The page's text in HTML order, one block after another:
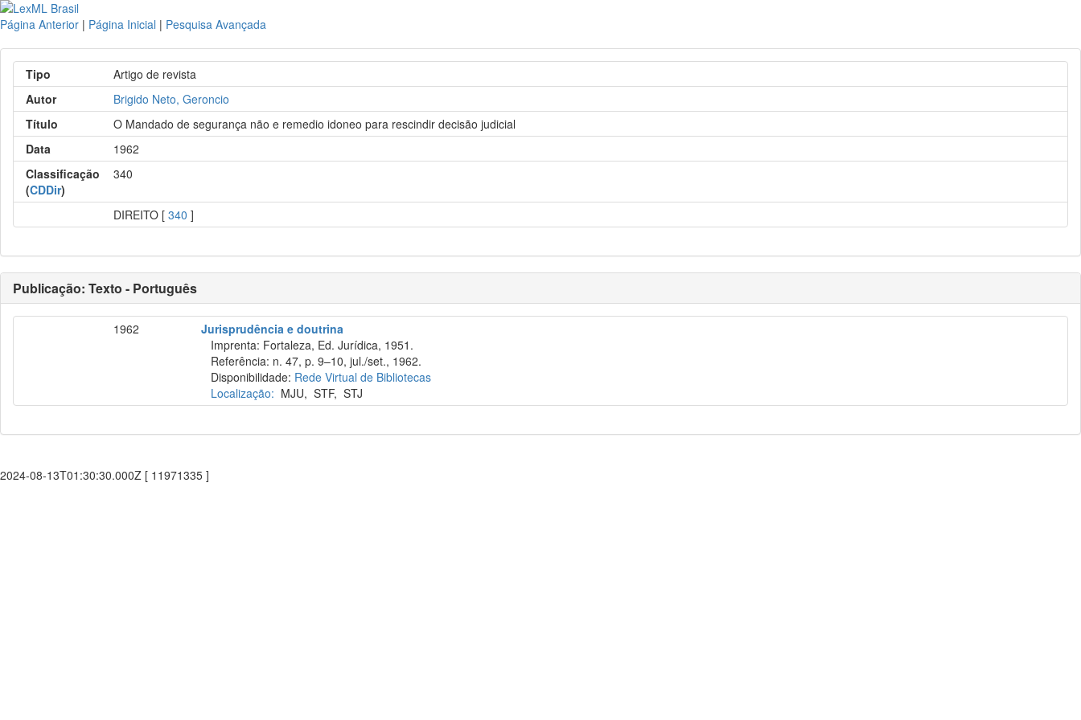
Página Anterior | Página Inicial | Pesquisa Avançada
Tipo
Artigo de revista
Autor
Brigido Neto, Geroncio
Título
O Mandado de segurança não e remedio idoneo para rescindir decisão judicial
Data
1962
Classificação
(CDDir)
340
DIREITO [340 ]
Publicação: Texto - Português
1962
Jurisprudência e doutrina
Imprenta: Fortaleza, Ed. Jurídica, 1951.
Referência: n. 47, p. 9–10, jul./set., 1962.
Disponibilidade: Rede Virtual de Bibliotecas
Localização: MJU,STF,STJ
2024-08-13T01:30:30.000Z [ 11971335 ]